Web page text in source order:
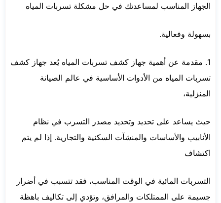
الجهاز المناسب لمساعدتك في حل مشكلة تسربات المياه
بسهولة وفعالية.
1. مقدمة عن أهمية جهاز كشف تسربات المياه يُعد جهاز كشف
تسربات المياه من الأدوات الأساسية في عالم الصيانة
المنزلية،
حيث يساعد على تحديد وتحديد مصدر التسرب في نظام
الأنابيب والأساسات والمنشآت السكنية والتجارية. إذا لم يتم
اكتشاف
التسربات المائية في الوقت المناسب، فقد تتسبب في أضرار
جسيمة على الممتلكات والمرافق، وتؤدي إلى تكاليف باهظة